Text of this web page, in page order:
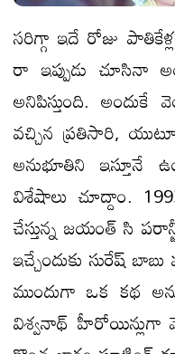
సరిగ్గా ఇదే రోజు
రా ఇప్పుడు చూసినా
అనిపిస్తుంది.
వచ్చిన ప్రతిసారి,
అనుభూతిని ఇస్తూనే
విశేషాలు చూద్దాం.
చేస్తున్న జయంత్ సి
ఇచ్చేందుకు సురేష్
ముందుగా ఒక కథ
విశ్వనాథ్ హీరోయిన్లుగా